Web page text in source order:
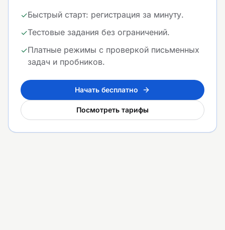
✓Быстрый старт: регистрация за минуту.
✓Тестовые задания без ограничений.
✓Платные режимы с проверкой письменных
задач и пробников.
Начать бесплатно
Посмотреть тарифы